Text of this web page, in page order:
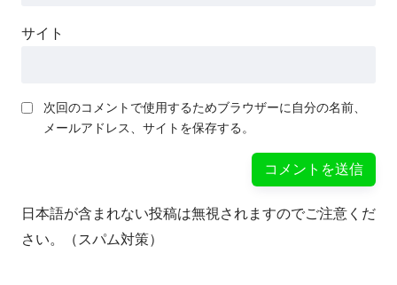
サイト
次回のコメントで使用するためブラウザーに自分の名前、
メールアドレス、サイトを保存する。
日本語が含まれない投稿は無視されますのでご注意くだ
さい。（スパム対策）